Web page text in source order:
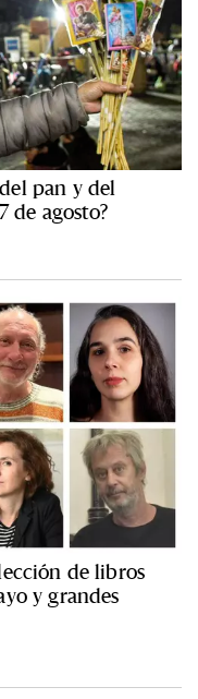
pan y del
de agosto?
de libros
y grandes